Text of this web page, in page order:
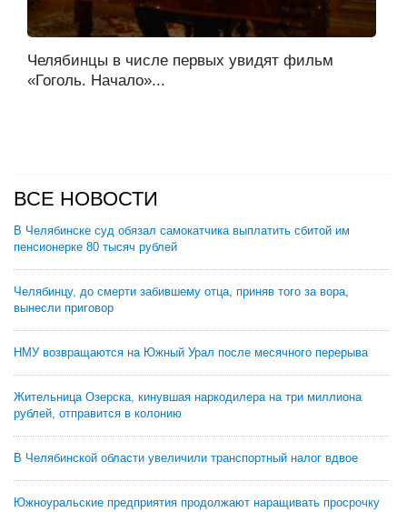
Челябинцы в числе первых увидят фильм
«Гоголь. Начало»...
ВСЕ НОВОСТИ
В Челябинске суд обязал самокатчика выплатить сбитой им
пенсионерке 80 тысяч рублей
Челябинцу, до смерти забившему отца, приняв того за вора,
вынесли приговор
НМУ возвращаются на Южный Урал после месячного перерыва
Жительница Озерска, кинувшая наркодилера на три миллиона
рублей, отправится в колонию
В Челябинской области увеличили транспортный налог вдвое
Южноуральские предприятия продолжают наращивать просрочку